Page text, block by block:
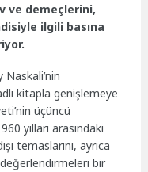
ve demeçlerini,
ilgili basına
Naskali’nin
kitapla genişlemeye
üçüncü
yılları arasındaki
temaslarını, ayrıca
değerlendirmeleri bir